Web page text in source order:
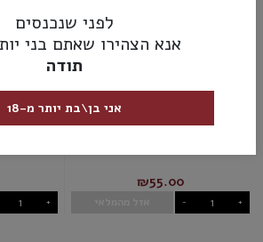
₪55.00
- +
+
לפני שנכנסים
אנא הצהירו שאתם בני
תודה
אני בן\בת יותר מ-18